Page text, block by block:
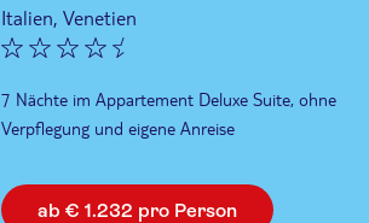
Italien, Venetien
7 Nächte im Appartement Deluxe Suite, ohne
Verpflegung und eigene Anreise
ab € 1.232 pro Person